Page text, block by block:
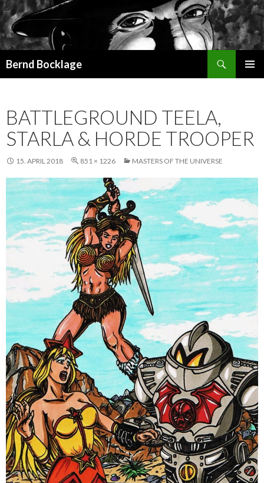
Bernd Bocklage
BATTLEGROUND TEELA,
STARLA & HORDE TROOPER
15. APRIL 2018 851 × 1226 MASTERS OF THE UNIVERSE